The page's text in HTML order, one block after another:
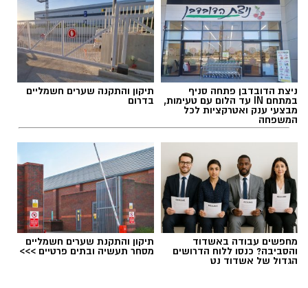
אלדה נתנאל / 18:18 05.08.26
תגים:בשורה למטה יהודה: מוני החשמל החכמים
בדרך
ניצת הדובדבן פתחה סניף
במתחם IN עד הלום עם טעימות,
מבצעי ענק ואטרקציות לכל
המשפחה
תיקון והתקנה שערים חשמליים
בדרום
מחפשים עבודה באשדוד
והסביבה? כנסו ללוח הדרושים
הגדול של אשדוד נט
תיקון והתקנת שערים חשמליים
מסחר תעשיה ובתים פרטיים >>>